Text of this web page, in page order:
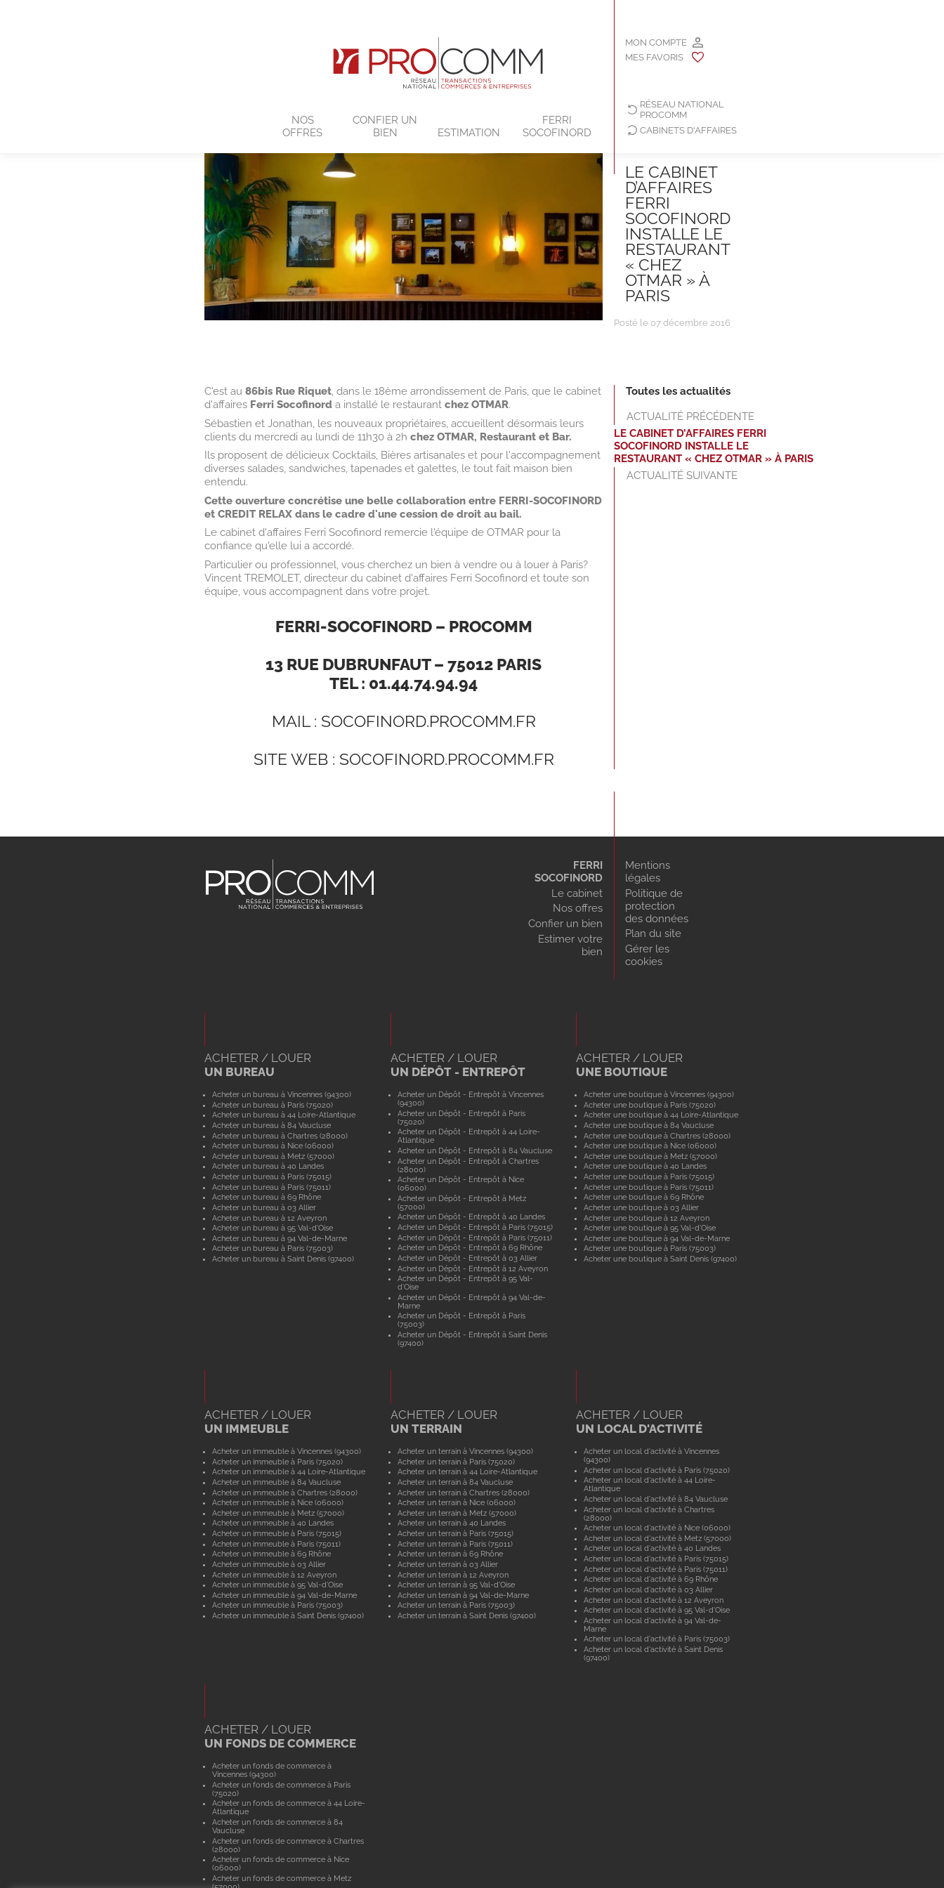
NOS
OFFRES
CONFIER UN
BIEN
ESTIMATION
FERRI
SOCOFINORD
MON COMPTE
MES FAVORIS
RÉSEAU NATIONAL
PROCOMM
CABINETS D'AFFAIRES
C'est au86bis Rue Riquet, dans le 18ème arrondissement de Paris, que le cabinet
d'affaires Ferri Socofinord a installé le restaurantchezOTMAR.
Sébastien et Jonathan, les nouveaux propriétaires, accueillent désormais leurs
clients du mercredi au lundi de 11h30 à 2hchez OTMAR, Restaurant et Bar.
Ils proposent de délicieux Cocktails, Bières artisanales et pour l'accompagnement
diverses salades, sandwiches, tapenades et galettes, le tout fait maison bien
entendu.
Cette ouverture concrétise une belle collaboration entre FERRI-SOCOFINORD
et CREDIT RELAX dans le cadre d'une cession de droit au bail.
Le cabinet d'affaires Ferri Socofinord remercie l'équipe de OTMAR pour la
confiance qu'elle lui a accordé.
Particulier ou professionnel, vous cherchez un bien à vendre ou à louer à Paris?
Vincent TREMOLET, directeur du cabinet d'affaires Ferri Socofinord et toute son
équipe, vous accompagnent dans votre projet.
FERRI-SOCOFINORD – PROCOMM
13 RUE DUBRUNFAUT – 75012 PARIS
TEL : 01.44.74.94.94
MAIL : SOCOFINORD.PROCOMM.FR
SITE WEB : SOCOFINORD.PROCOMM.FR
LE CABINET
D’AFFAIRES
FERRI
SOCOFINORD
INSTALLE LE
RESTAURANT
« CHEZ
OTMAR » À
PARIS
Posté le 07 décembre 2016
Toutes les actualités
ACTUALITÉ PRÉCÉDENTE
LE CABINET D’AFFAIRES FERRI
SOCOFINORD INSTALLE LE
RESTAURANT « CHEZ OTMAR » À PARIS
ACTUALITÉ SUIVANTE
FERRI
SOCOFINORD
Le cabinet
Nos offres
Confier un bien
Estimer votre
bien
Mentions
légales
Politique de
protection
des données
Plan du site
Gérer les
cookies
ACHETER / LOUER
UN BUREAU
Acheter un bureau à Vincennes (94300)
Acheter un bureau à Paris (75020)
Acheter un bureau à 44 Loire-Atlantique
Acheter un bureau à 84 Vaucluse
Acheter un bureau à Chartres (28000)
Acheter un bureau à Nice (06000)
Acheter un bureau à Metz (57000)
Acheter un bureau à 40 Landes
Acheter un bureau à Paris (75015)
Acheter un bureau à Paris (75011)
Acheter un bureau à 69 Rhône
Acheter un bureau à 03 Allier
Acheter un bureau à 12 Aveyron
Acheter un bureau à 95 Val-d'Oise
Acheter un bureau à 94 Val-de-Marne
Acheter un bureau à Paris (75003)
Acheter un bureau à Saint Denis (97400)
ACHETER / LOUER
UN DÉPÔT - ENTREPÔT
Acheter un Dépôt - Entrepôt à Vincennes
(94300)
Acheter un Dépôt - Entrepôt à Paris
(75020)
Acheter un Dépôt - Entrepôt à 44 Loire-
Atlantique
Acheter un Dépôt - Entrepôt à 84 Vaucluse
Acheter un Dépôt - Entrepôt à Chartres
(28000)
Acheter un Dépôt - Entrepôt à Nice
(06000)
Acheter un Dépôt - Entrepôt à Metz
(57000)
Acheter un Dépôt - Entrepôt à 40 Landes
Acheter un Dépôt - Entrepôt à Paris (75015)
Acheter un Dépôt - Entrepôt à Paris (75011)
Acheter un Dépôt - Entrepôt à 69 Rhône
Acheter un Dépôt - Entrepôt à 03 Allier
Acheter un Dépôt - Entrepôt à 12 Aveyron
Acheter un Dépôt - Entrepôt à 95 Val-
d'Oise
Acheter un Dépôt - Entrepôt à 94 Val-de-
Marne
Acheter un Dépôt - Entrepôt à Paris
(75003)
Acheter un Dépôt - Entrepôt à Saint Denis
(97400)
ACHETER / LOUER
UNE BOUTIQUE
Acheter une boutique à Vincennes (94300)
Acheter une boutique à Paris (75020)
Acheter une boutique à 44 Loire-Atlantique
Acheter une boutique à 84 Vaucluse
Acheter une boutique à Chartres (28000)
Acheter une boutique à Nice (06000)
Acheter une boutique à Metz (57000)
Acheter une boutique à 40 Landes
Acheter une boutique à Paris (75015)
Acheter une boutique à Paris (75011)
Acheter une boutique à 69 Rhône
Acheter une boutique à 03 Allier
Acheter une boutique à 12 Aveyron
Acheter une boutique à 95 Val-d'Oise
Acheter une boutique à 94 Val-de-Marne
Acheter une boutique à Paris (75003)
Acheter une boutique à Saint Denis (97400)
ACHETER / LOUER
UN IMMEUBLE
Acheter un immeuble à Vincennes (94300)
Acheter un immeuble à Paris (75020)
Acheter un immeuble à 44 Loire-Atlantique
Acheter un immeuble à 84 Vaucluse
Acheter un immeuble à Chartres (28000)
Acheter un immeuble à Nice (06000)
Acheter un immeuble à Metz (57000)
Acheter un immeuble à 40 Landes
Acheter un immeuble à Paris (75015)
Acheter un immeuble à Paris (75011)
Acheter un immeuble à 69 Rhône
Acheter un immeuble à 03 Allier
Acheter un immeuble à 12 Aveyron
Acheter un immeuble à 95 Val-d'Oise
Acheter un immeuble à 94 Val-de-Marne
Acheter un immeuble à Paris (75003)
Acheter un immeuble à Saint Denis (97400)
ACHETER / LOUER
UN TERRAIN
Acheter un terrain à Vincennes (94300)
Acheter un terrain à Paris (75020)
Acheter un terrain à 44 Loire-Atlantique
Acheter un terrain à 84 Vaucluse
Acheter un terrain à Chartres (28000)
Acheter un terrain à Nice (06000)
Acheter un terrain à Metz (57000)
Acheter un terrain à 40 Landes
Acheter un terrain à Paris (75015)
Acheter un terrain à Paris (75011)
Acheter un terrain à 69 Rhône
Acheter un terrain à 03 Allier
Acheter un terrain à 12 Aveyron
Acheter un terrain à 95 Val-d'Oise
Acheter un terrain à 94 Val-de-Marne
Acheter un terrain à Paris (75003)
Acheter un terrain à Saint Denis (97400)
ACHETER / LOUER
UN LOCAL D'ACTIVITÉ
Acheter un local d'activité à Vincennes
(94300)
Acheter un local d'activité à Paris (75020)
Acheter un local d'activité à 44 Loire-
Atlantique
Acheter un local d'activité à 84 Vaucluse
Acheter un local d'activité à Chartres
(28000)
Acheter un local d'activité à Nice (06000)
Acheter un local d'activité à Metz (57000)
Acheter un local d'activité à 40 Landes
Acheter un local d'activité à Paris (75015)
Acheter un local d'activité à Paris (75011)
Acheter un local d'activité à 69 Rhône
Acheter un local d'activité à 03 Allier
Acheter un local d'activité à 12 Aveyron
Acheter un local d'activité à 95 Val-d'Oise
Acheter un local d'activité à 94 Val-de-
Marne
Acheter un local d'activité à Paris (75003)
Acheter un local d'activité à Saint Denis
(97400)
ACHETER / LOUER
UN FONDS DE COMMERCE
Acheter un fonds de commerce à
Vincennes (94300)
Acheter un fonds de commerce à Paris
(75020)
Acheter un fonds de commerce à 44 Loire-
Atlantique
Acheter un fonds de commerce à 84
Vaucluse
Acheter un fonds de commerce à Chartres
(28000)
Acheter un fonds de commerce à Nice
(06000)
Acheter un fonds de commerce à Metz